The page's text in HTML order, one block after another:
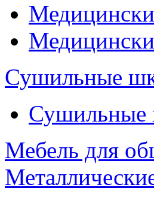
Сушильные
Сушильные
Мебель для